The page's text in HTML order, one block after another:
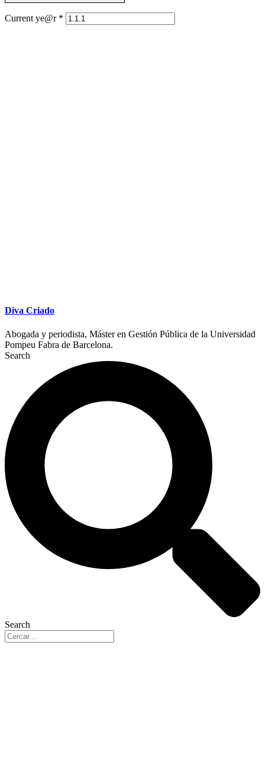
Current ye@r *
Diva Criado
Abogada y periodista, Máster en Gestión Pública de la Universidad
Pompeu Fabra de Barcelona.
Search
Search